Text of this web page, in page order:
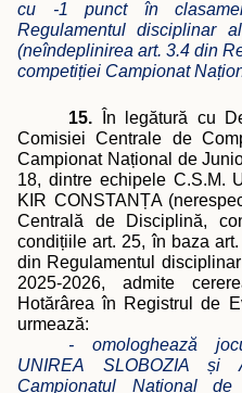
cu -1 punct în
Regulamentul disciplinar
(neîndeplinirea art. 3.4 din
competiției Campionat
15.
În legătură cu
Comisiei Centrale de
Campionat Național de
18, dintre echipele C.S.M.
KIR CONSTANȚA
Centrală de Disciplină,
condițiile art. 25, în baza
din Regulamentul
2025-2026, admite
Hotărârea în Registrul de
urmează:
- omologhează
UNIREA SLOBOZIA și
Campionatul Național